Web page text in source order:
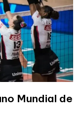
Mundial de